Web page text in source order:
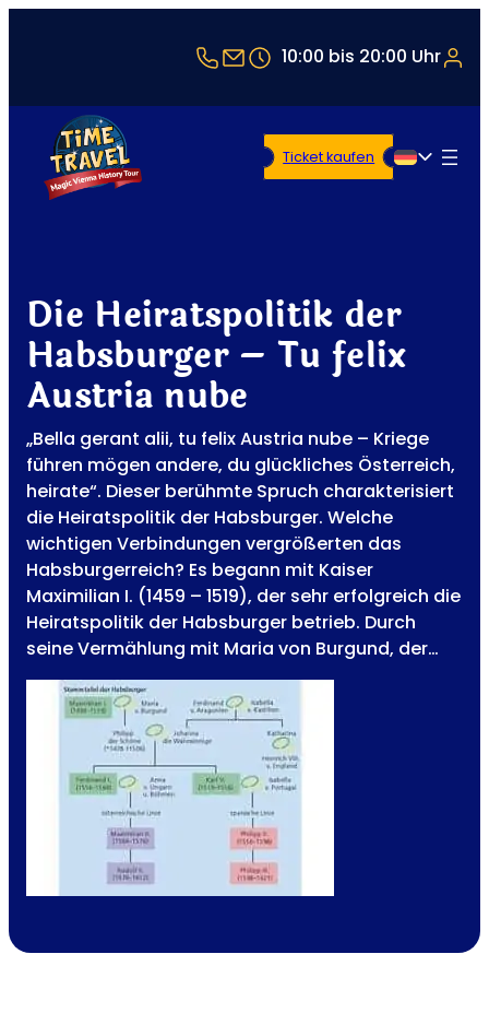
+43 1 5321514
office@timetravel-
10:00 bis 20:00 Uhr
Deutsch
Ticket kaufen
Die Heiratspolitik der
Habsburger – Tu felix
Austria nube
„Bella gerant alii, tu felix Austria nube – Kriege
führen mögen andere, du glückliches Österreich,
heirate“. Dieser berühmte Spruch charakterisiert
die Heiratspolitik der Habsburger. Welche
wichtigen Verbindungen vergrößerten das
Habsburgerreich? Es begann mit Kaiser
Maximilian I. (1459 – 1519), der sehr erfolgreich die
Heiratspolitik der Habsburger betrieb. Durch
seine Vermählung mit Maria von Burgund, der…